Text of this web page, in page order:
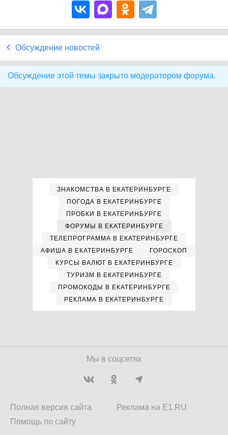
Обсуждение новостей
Обсуждение этой темы закрыто модератором форума.
ЗНАКОМСТВА В ЕКАТЕРИНБУРГЕ
ПОГОДА В ЕКАТЕРИНБУРГЕ
ПРОБКИ В ЕКАТЕРИНБУРГЕ
ФОРУМЫ В ЕКАТЕРИНБУРГЕ
ТЕЛЕПРОГРАММА В ЕКАТЕРИНБУРГЕ
АФИША В ЕКАТЕРИНБУРГЕ
ГОРОСКОП
КУРСЫ ВАЛЮТ В ЕКАТЕРИНБУРГЕ
ТУРИЗМ В ЕКАТЕРИНБУРГЕ
ПРОМОКОДЫ В ЕКАТЕРИНБУРГЕ
РЕКЛАМА В ЕКАТЕРИНБУРГЕ
Мы в соцсетях
Полная версия сайта
Помощь по сайту
Реклама на E1.RU